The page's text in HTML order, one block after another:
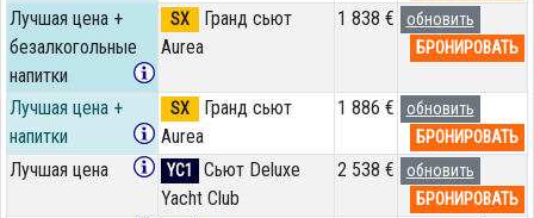
Лучшая цена +
безалкогольные
напитки
SX
Гранд сьют
Aurea
1 838 €
обновить
БРОНИРОВАТЬ
Лучшая цена +
напитки
SX
Гранд сьют
Aurea
1 886 €
обновить
БРОНИРОВАТЬ
Лучшая цена YC1
Сьют Deluxe
Yacht Club
2 538 €
обновить
БРОНИРОВАТЬ